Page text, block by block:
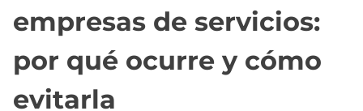
empresas de servicios:
por qué ocurre y cómo
evitarla